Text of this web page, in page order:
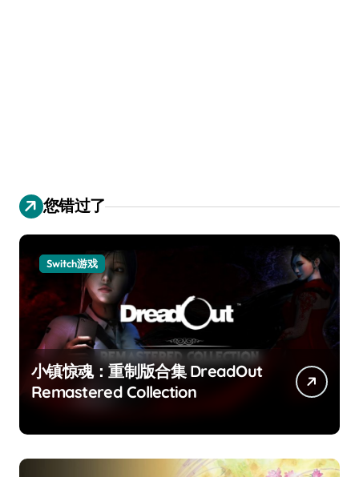
您错过了
Switch游戏
小镇惊魂：重制版合集 DreadOut
Remastered Collection